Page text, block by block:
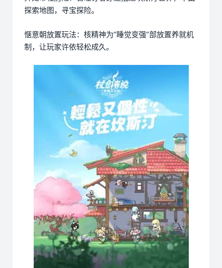
探索地图，寻宝探险。
惬意朝放置玩法：核精神为“睡觉变强”部放置养就机
制，让玩家许依轻松成久。